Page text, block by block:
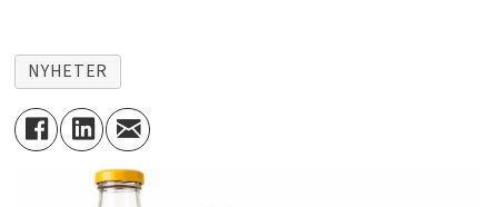
NYHETER